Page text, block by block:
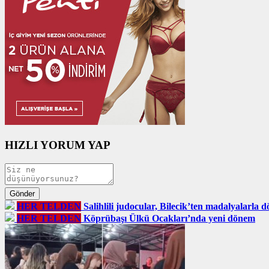
HIZLI YORUM YAP
HER TELDEN Salihlili judocular, Bilecik’ten madalyalarla
HER TELDEN Köprübaşı Ülkü Ocakları’nda yeni dönem